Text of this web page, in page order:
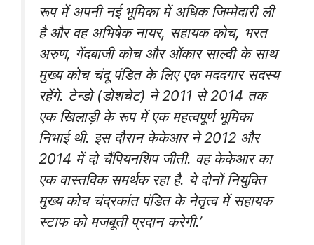
रूप में अपनी नई भूमिका में अधिक जिम्मेदारी ली
है और वह अभिषेक नायर, सहायक कोच, भरत
अरुण, गेंदबाजी कोच और ओंकार साल्वी के साथ
मुख्य कोच चंदू पंडित के लिए एक मददगार सदस्य
रहेंगे. टेन्डो (डोशचेट) ने 2011 से 2014 तक
एक खिलाड़ी के रूप में एक महत्वपूर्ण भूमिका
निभाई थी. इस दौरान केकेआर ने 2012 और
2014 में दो चैंपियनशिप जीती. वह केकेआर का
एक वास्तविक समर्थक रहा है. ये दोनों नियुक्ति
मुख्य कोच चंद्रकांत पंडित के नेतृत्व में सहायक
स्टाफ को मजबूती प्रदान करेगी.’